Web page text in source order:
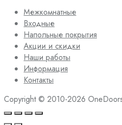
Межкомнатные
Входные
Напольные покрытия
Акции и скидки
Наши работы
Информация
Контакты
Copyright © 2010-2026